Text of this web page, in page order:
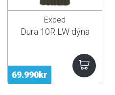
69.990kr
Exped
Dura 10R LW dýna